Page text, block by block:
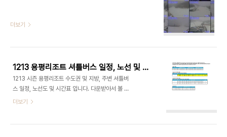
12/2 12/10 12/5 11/30 12/12..
더보기
1213 용평리조트 셔틀버스 일정, 노선 및 시간표
1213 시즌 용평리조트 수도권 및 지방, 주변 셔틀버
스 일정, 노선도 및 시간표 입니다. 다운받아서 볼 수
있도록, 세 가지 버전으로 올립니다. 그리고 이미지
더보기